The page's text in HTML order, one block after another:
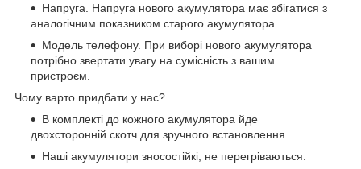
Напруга. Напруга нового акумулятора має збігатися з
аналогічним показником старого акумулятора.
Модель телефону. При виборі нового акумулятора
потрібно звертати увагу на сумісність з вашим
пристроєм.
Чому варто придбати у нас?
В комплекті до кожного акумулятора йде
двохсторонній скотч для зручного встановлення.
Наші акумулятори зносостійкі, не перегріваються.